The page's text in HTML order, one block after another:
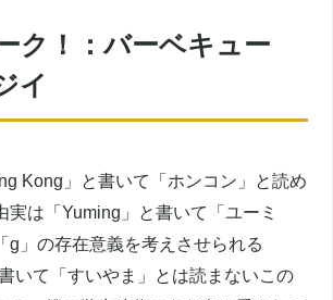
ク！：バーベキュー
イ
Kong」と書いて「ホンコン」と読め
実は「Yuming」と書いて「ユーミ
g」の存在意義を考えさせられる
いて「すいやま」とは読まないこの